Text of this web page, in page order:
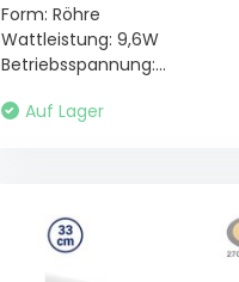
Form: Röhre
Wattleistung: 9,6W
Betriebsspannung:...
Auf Lager